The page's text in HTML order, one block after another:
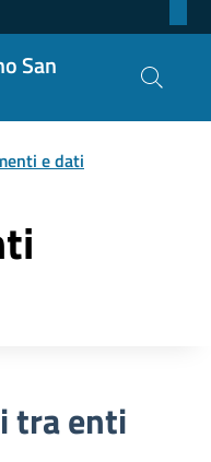
San
e dati
tra enti